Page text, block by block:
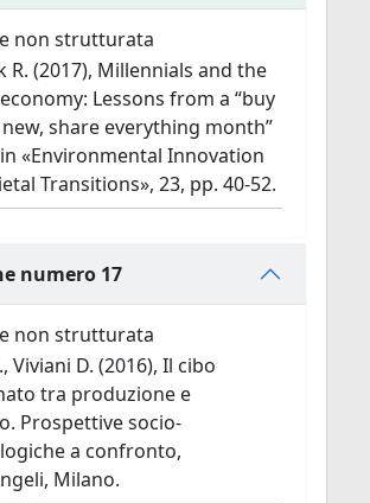
non strutturata
R. (2017), Millennials and the
Lessons from a “buy
share everything month”
«Environmental Innovation
Transitions», 23, pp. 40-52.
numero 17
non strutturata
Viviani D. (2016), Il cibo
tra produzione e
Prospettive socio-
a confronto,
Milano.